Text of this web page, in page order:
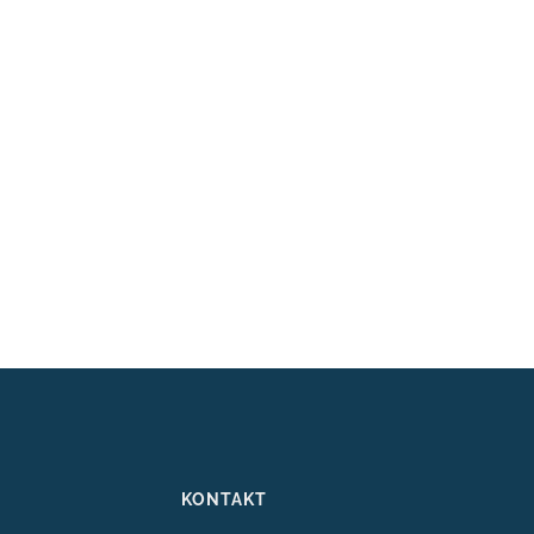
KONTAKT